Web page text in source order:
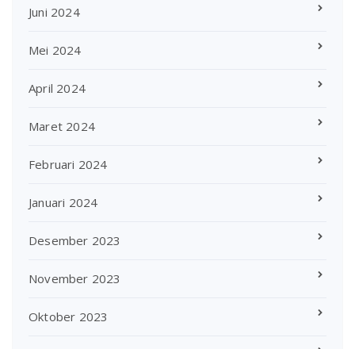
Juni 2024
Mei 2024
April 2024
Maret 2024
Februari 2024
Januari 2024
Desember 2023
November 2023
Oktober 2023